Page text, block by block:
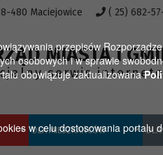
przepisów
osobowych i w sprawie
obowiązuje zaktualizowana
w celu dostosowania
480 Maciejowice ( 25) 682-
MIASTA I
serwis
DLA MIESZKAŃCÓW DLA